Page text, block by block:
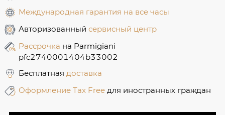
Международная гарантия на все часы
Авторизованный сервисный центр
Рассрочка на Parmigiani
pfc2740001404b33002
Бесплатная доставка
Оформление Tax Free для иностранных граждан